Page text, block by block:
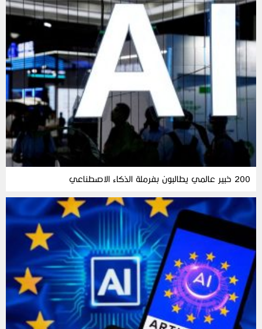
200 خبير عالمي يطالبون بفرملة الذكاء الاصطناعي